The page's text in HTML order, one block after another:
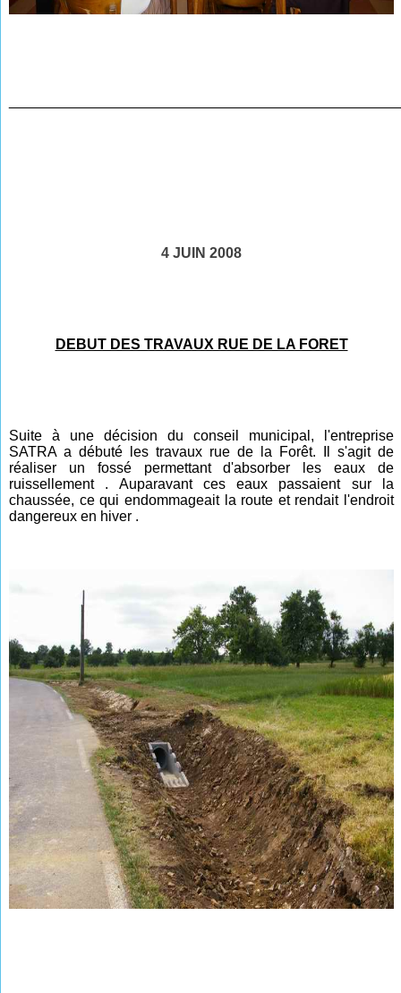
4 JUIN 2008
DEBUT DES TRAVAUX RUE DE LA FORET
Suite à une décision du conseil municipal, l'entreprise
SATRA a débuté les travaux rue de la Forêt. Il s'agit de
réaliser un fossé permettant d'absorber les eaux de
ruissellement . Auparavant ces eaux passaient sur la
chaussée, ce qui endommageait la route et rendait l'endroit
dangereux en hiver .